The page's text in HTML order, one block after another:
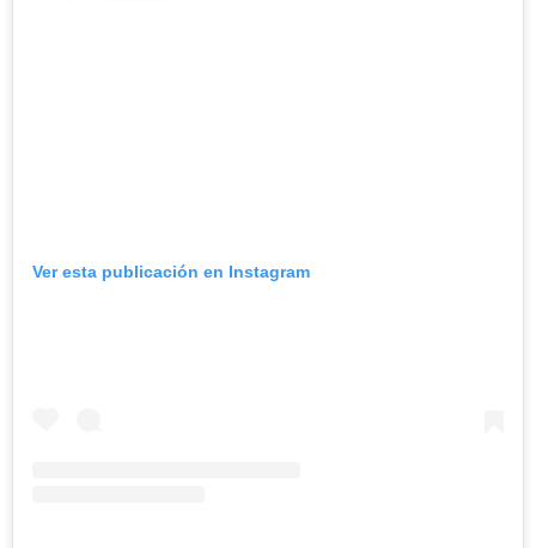
Ver esta publicación en Instagram